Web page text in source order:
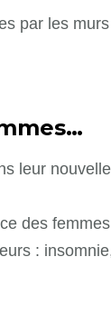
par les murs
leur
des
: